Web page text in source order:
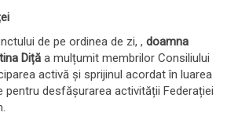
de pe ordinea de zi, , doamna
Diță a mulțumit membrilor Consiliului
activă și sprijinul acordat în luarea
pentru desfășurarea activității Federației